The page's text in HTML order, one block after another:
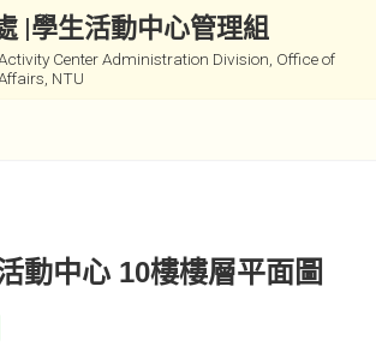
|學生活動中心管理組
Center Administration Division, Office of
NTU
動中心 10樓樓層平面圖